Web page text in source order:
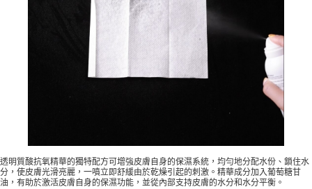
透明質酸抗氧精華的獨特配方可增強皮膚自身的保濕系統，均勻地分配水份、鎖住水
分，使皮膚光滑亮麗，一噴立即舒緩由於乾燥引起的刺激。精華成分加入葡萄糖甘
油，有助於激活皮膚自身的保濕功能，並從內部支持皮膚的水分和水分平衡。